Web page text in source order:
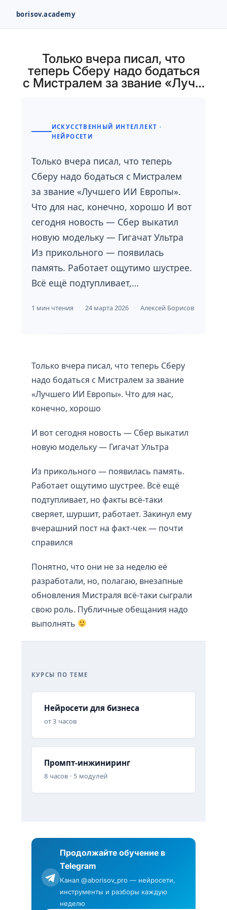
borisov.academy
содержимомуТолько вчера писал, что
теперь Сберу надо бодаться
с Мистралем за звание «Луч…
ИСКУССТВЕННЫЙ ИНТЕЛЛЕКТ ·
НЕЙРОСЕТИ
Только вчера писал, что теперь
Сберу надо бодаться с Мистралем
за звание «Лучшего ИИ Европы».
Что для нас, конечно, хорошо И вот
сегодня новость — Сбер выкатил
новую модельку — Гигачат Ультра
Из прикольного — появилась
память. Работает ощутимо шустрее.
Всё ещё подтупливает,…
1 мин чтения 24 марта 2026 Алексей Борисов
Только вчера писал, что теперь Сберу
надо бодаться с Мистралем за звание
«Лучшего ИИ Европы». Что для нас,
конечно, хорошо
И вот сегодня новость — Сбер выкатил
новую модельку — Гигачат Ультра
Из прикольного — появилась память.
Работает ощутимо шустрее. Всё ещё
подтупливает, но факты всё-таки
сверяет, шуршит, работает. Закинул ему
вчерашний пост на факт-чек — почти
справился
Понятно, что они не за неделю её
разработали, но, полагаю, внезапные
обновления Мистраля всё-таки сыграли
свою роль. Публичные обещания надо
выполнять
КУРСЫ ПО ТЕМЕ
Нейросети для бизнеса
от 3 часов
Промпт-инжиниринг
8 часов · 5 модулей
Продолжайте обучение в
Telegram
Канал @aborisov_pro — нейросети,
инструменты и разборы каждую
неделю